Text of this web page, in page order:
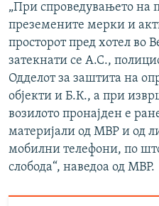
„При спроведувањето на
преземените мерки и
просторот пред хотел во
затекнати се А.С.,
Одделот за заштита на
објекти и Б.К., а при
возилото пронајден е
материјали од МВР и од
мобилни телефони, по
слобода“, наведоа од МВР.